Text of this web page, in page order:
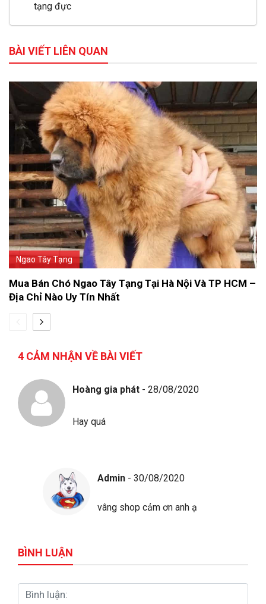
tạng đực
BÀI VIẾT LIÊN QUAN
Ngao Tây Tạng
Mua Bán Chó Ngao Tây Tạng Tại Hà Nội Và TP HCM –
Địa Chỉ Nào Uy Tín Nhất
4 CẢM NHẬN VỀ BÀI VIẾT
Hoàng gia phát - 28/08/2020
Hay quá
Admin - 30/08/2020
vâng shop cảm ơn anh ạ
BÌNH LUẬN